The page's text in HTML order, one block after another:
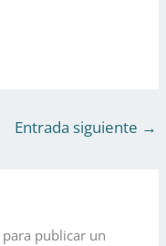
Entrada siguiente →
para publicar un